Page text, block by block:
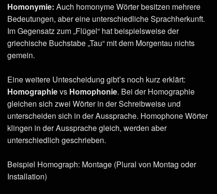
Homonymie: Auch homonyme Wörter besitzen mehrere
Bedeutungen, aber eine unterschiedliche Sprachherkunft.
Im Gegensatz zum „Flügel“ hat beispielsweise der
griechische Buchstabe „Tau“ mit dem Morgentau nichts
gemein.
Eine weitere Untescheidung gibt’s noch kurz erklärt:
Homographievs Homophonie. Bei der Homographie
gleichen sich zwei Wörter in der Schreibweise und
unterscheiden sich in der Aussprache. Homophone Wörter
klingen in der Aussprache gleich, werden aber
unterschiedlich geschrieben.
Beispiel Homograph: Montage (Plural von Montag oder
Installation)